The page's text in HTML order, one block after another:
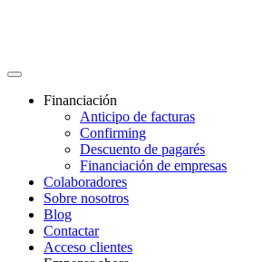
Financiación
Anticipo de facturas
Confirming
Descuento de pagarés
Financiación de empresas
Colaboradores
Sobre nosotros
Blog
Contactar
Acceso clientes